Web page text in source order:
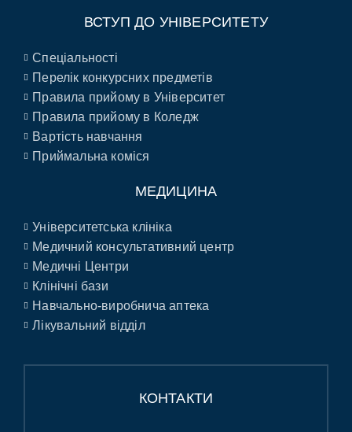
ВСТУП ДО УНІВЕРСИТЕТУ
Спеціальності
Перелік конкурсних предметів
Правила прийому в Університет
Правила прийому в Коледж
Вартість навчання
Приймальна коміся
МЕДИЦИНА
Університетська клініка
Медичний консультативний центр
Медичні Центри
Клінічні бази
Навчально-виробнича аптека
Лікувальний відділ
КОНТАКТИ